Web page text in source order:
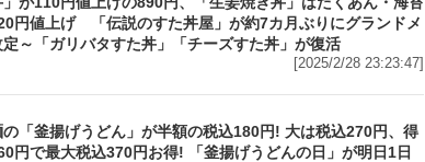
円値上げ 「伝説のすた丼屋」が約7カ月ぶりにグランドメ
定～「ガリバタすた丼」「チーズすた丼」が復活
[2025/2/28 23:23:47]
の「釜揚げうどん」が半額の税込180円! 大は税込270円、得
円で最大税込370円お得! 「釜揚げうどんの日」が明日1日